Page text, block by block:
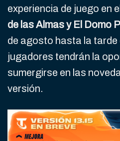
experiencia de juego en
de las Almas y El Domo
de agosto hasta la
jugadores tendrán la
sumergirse en las
versión.